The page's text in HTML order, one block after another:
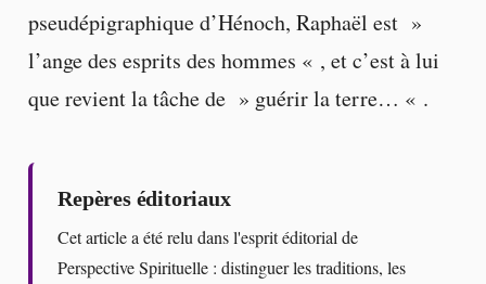
pseudépigraphique d’Hénoch, Raphaël est »
l’ange des esprits des hommes « , et c’est à lui
que revient la tâche de » guérir la terre… « .
Repères éditoriaux
Cet article a été relu dans l'esprit éditorial de
Perspective Spirituelle : distinguer les traditions, les